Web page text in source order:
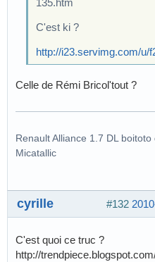
135.htm
C'est ki ?
http://i23.servimg.com/u/
Celle de Rémi Bricol'tout ?
Renault Alliance 1.7 DL
Micatallic
#132
cyrille
C'est quoi ce truc ?
http://